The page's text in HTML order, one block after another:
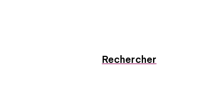
Rechercher